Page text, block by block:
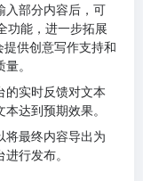
入部分内容后，可
功能，进一步拓展
供创意写作支持和
。
的实时反馈对文本
达到预期效果。
将最终内容导出为
行发布。